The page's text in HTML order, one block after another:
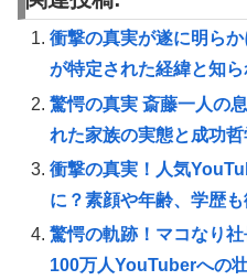
衝撃の真実が遂に明ら
が特定された経緯と知ら
驚愕の真実 斎藤一人の
れた家族の実態と成功
衝撃の真実！人気
に？素顔や年齢、学歴
驚愕の軌跡！マコなり
100万人YouTuberへの